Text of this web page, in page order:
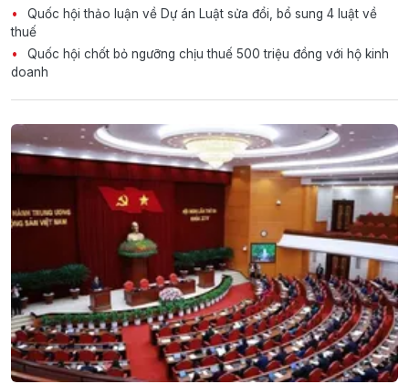
Quốc hội thảo luận về Dự án Luật sửa đổi, bổ sung 4 luật về
thuế
Quốc hội chốt bỏ ngưỡng chịu thuế 500 triệu đồng với hộ kinh
doanh